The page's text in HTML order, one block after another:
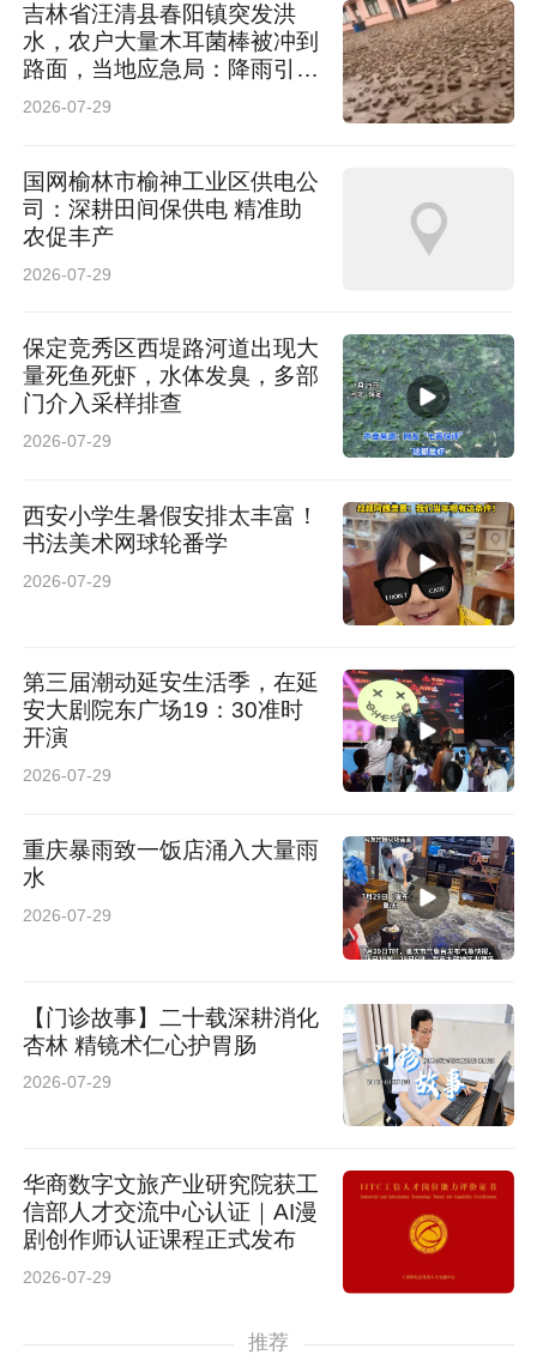
吉林省汪清县春阳镇突发洪
水，农户大量木耳菌棒被冲到
路面，当地应急局：降雨引
发，已组织群众转移
2026-07-29
国网榆林市榆神工业区供电公
司：深耕田间保供电 精准助
农促丰产
2026-07-29
保定竞秀区西堤路河道出现大
量死鱼死虾，水体发臭，多部
门介入采样排查
2026-07-29
西安小学生暑假安排太丰富！
书法美术网球轮番学
2026-07-29
第三届潮动延安生活季，在延
安大剧院东广场19：30准时
开演
2026-07-29
重庆暴雨致一饭店涌入大量雨
水
2026-07-29
【门诊故事】二十载深耕消化
杏林 精镜术仁心护胃肠
2026-07-29
华商数字文旅产业研究院获工
信部人才交流中心认证｜AI漫
剧创作师认证课程正式发布
2026-07-29
推荐